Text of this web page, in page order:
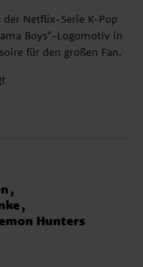
der Netflix-Serie K-Pop
Boys"-Logomotiv in
für den großen Fan.
Hunters